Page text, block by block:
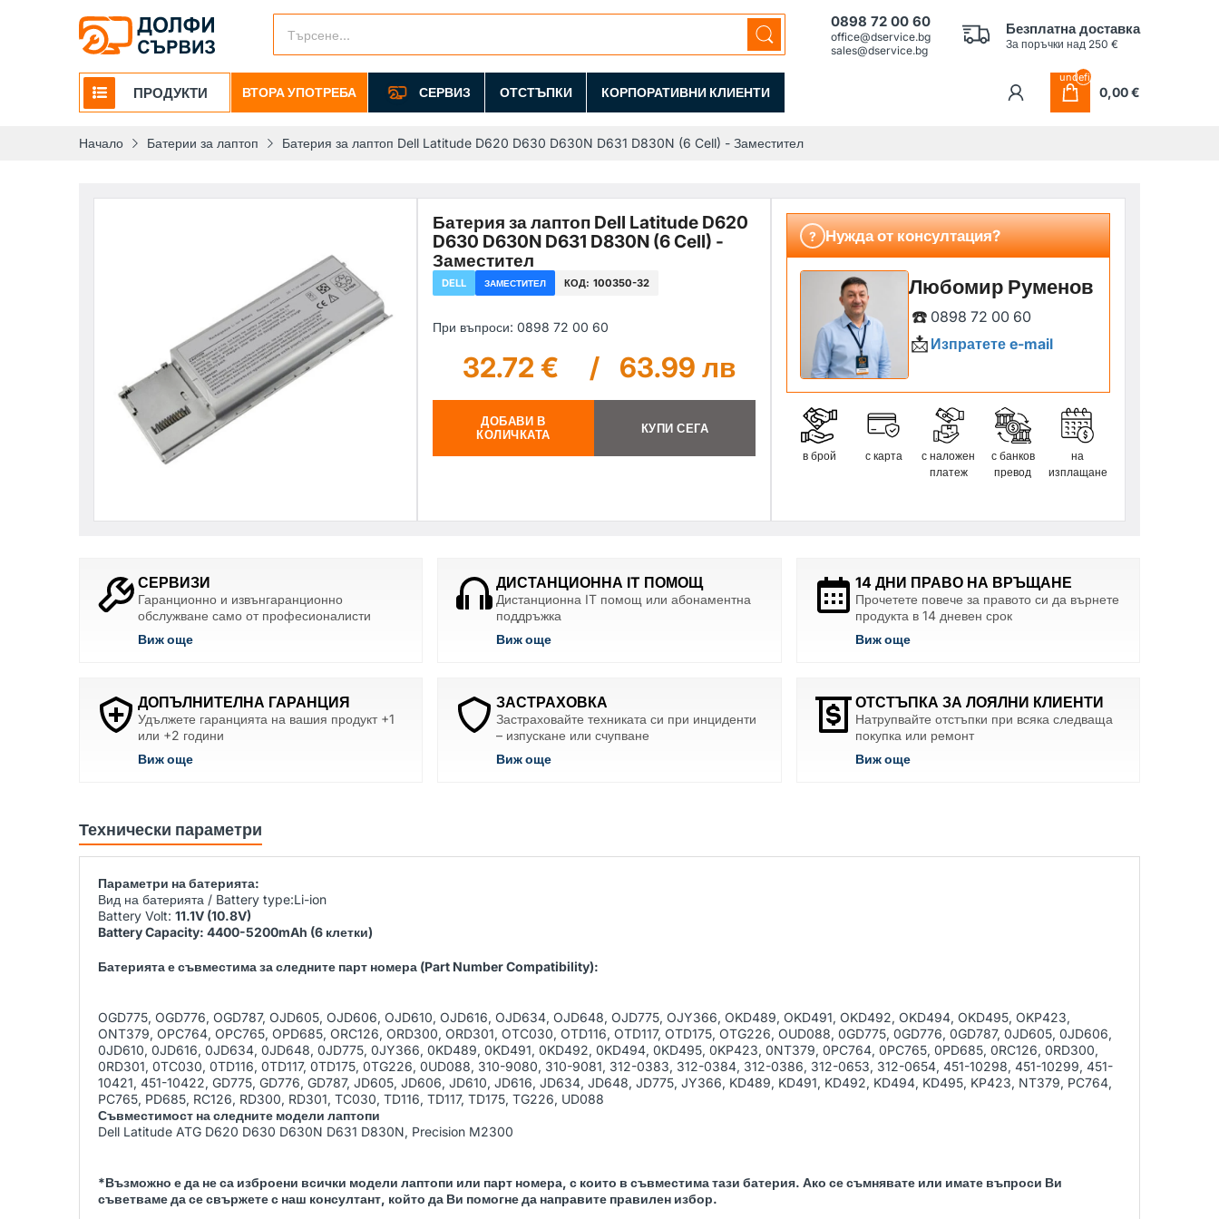
0898 72 00 60
office@dservice.bg
sales@dservice.bg
Безплатна доставка
За поръчки над 250 €
ПРОДУКТИ ВТОРА УПОТРЕБА СЕРВИЗ ОТСТЪПКИ КОРПОРАТИВНИ КЛИЕНТИ
undefined
0,00 €
Начало Батерии за лаптоп Батерия за лаптоп Dell Latitude D620 D630 D630N D631 D830N (6 Cell) - Заместител
Батерия за лаптоп Dell Latitude D620
D630 D630N D631 D830N (6 Cell) -
Заместител
DELL ЗАМЕСТИТЕЛ КОД: 100350-32
При въпроси: 0898 72 00 60
32.72 € / 63.99 лв
ДОБАВИ В
КОЛИЧКАТА
КУПИ СЕГА
? Нужда от консултация?
Любомир Руменов
☎️ 0898 72 00 60
📩 Изпратете e-mail
в брой с карта
с наложен
платеж
с банков
превод
на
изплащане
СЕРВИЗИ
Гаранционно и извънгаранционно
обслужване само от професионалисти
Виж още
ДИСТАНЦИОННА IT ПОМОЩ
Дистанционна IT помощ или абонаментна
поддръжка
Виж още
14 ДНИ ПРАВО НА ВРЪЩАНЕ
Прочетете повече за правото си да върнете
продукта в 14 дневен срок
Виж още
ДОПЪЛНИТЕЛНА ГАРАНЦИЯ
Удължете гаранцията на вашия продукт +1
или +2 години
Виж още
ЗАСТРАХОВКА
Застраховайте техниката си при инциденти
– изпускане или счупване
Виж още
ОТСТЪПКА ЗА ЛОЯЛНИ КЛИЕНТИ
Натрупвайте отстъпки при всяка следваща
покупка или ремонт
Виж още
Технически параметри
Параметри на батерията:
Вид на батерията / Battery type:Li-ion
Battery Volt: 11.1V (10.8V)
Battery Capacity: 4400-5200mAh (6 клетки)
Батерията е съвместима за следните парт номера (Part Number Compatibility):
OGD775, OGD776, OGD787, OJD605, OJD606, OJD610, OJD616, OJD634, OJD648, OJD775, OJY366, OKD489, OKD491, OKD492, OKD494, OKD495, OKP423,
ONT379, OPC764, OPC765, OPD685, ORC126, ORD300, ORD301, OTC030, OTD116, OTD117, OTD175, OTG226, OUD088, 0GD775, 0GD776, 0GD787, 0JD605, 0JD606,
0JD610, 0JD616, 0JD634, 0JD648, 0JD775, 0JY366, 0KD489, 0KD491, 0KD492, 0KD494, 0KD495, 0KP423, 0NT379, 0PC764, 0PC765, 0PD685, 0RC126, 0RD300,
0RD301, 0TC030, 0TD116, 0TD117, 0TD175, 0TG226, 0UD088, 310-9080, 310-9081, 312-0383, 312-0384, 312-0386, 312-0653, 312-0654, 451-10298, 451-10299, 451-
10421, 451-10422, GD775, GD776, GD787, JD605, JD606, JD610, JD616, JD634, JD648, JD775, JY366, KD489, KD491, KD492, KD494, KD495, KP423, NT379, PC764,
PC765, PD685, RC126, RD300, RD301, TC030, TD116, TD117, TD175, TG226, UD088
Съвместимост на следните модели лаптопи
Dell Latitude ATG D620 D630 D630N D631 D830N, Precision M2300
*Възможно е да не са изброени всички модели лаптопи или парт номера, с които в съвместима тази батерия. Ако се съмнявате или имате въпроси Ви
съветваме да се свържете с наш консултант, който да Ви помогне да направите правилен избор.